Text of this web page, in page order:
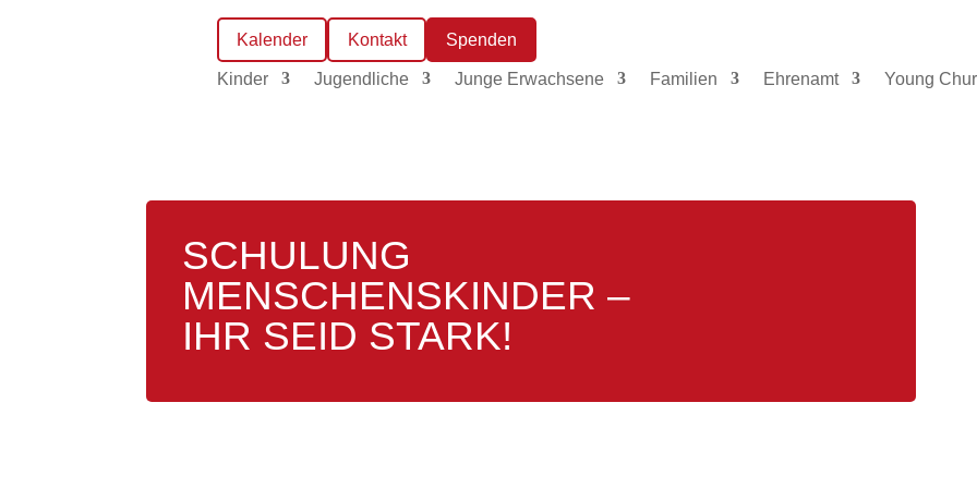
Kalender Kontakt
Spenden
Kinder
Jugendliche Junge Erwachsene Familien Ehrenamt Young
SCHULUNG
MENSCHENSKINDER –
IHR SEID STARK!